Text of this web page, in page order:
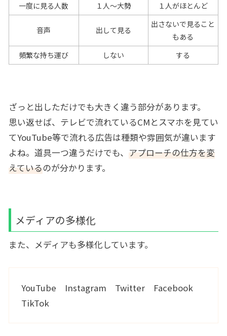
一度に見る人数 １人～大勢 １人がほとんど
音声 出して見る
出さないで見ること
もある
頻繁な持ち運び
しない する
ざっと出しただけでも大きく違う部分があります。
思い返せば、テレビで流れているCMとスマホを見てい
てYouTube等で流れる広告は種類や雰囲気が違います
よね。道具一つ違うだけでも、 アプローチの仕方を変
えているのが分かります。
メディアの多様化
また、メディアも多様化しています。
YouTube Instagram Twitter Facebook
TikTok